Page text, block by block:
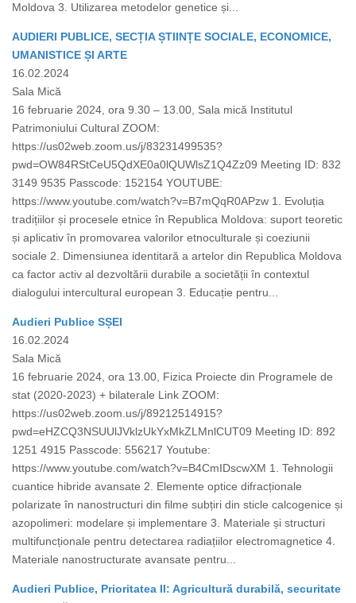
Moldova 3. Utilizarea metodelor genetice și...
AUDIERI PUBLICE, SECȚIA ȘTIINȚE SOCIALE, ECONOMICE,
UMANISTICE ȘI ARTE
16.02.2024
Sala Mică
16 februarie 2024, ora 9.30 – 13.00, Sala mică Institutul
Patrimoniului Cultural ZOOM:
https://us02web.zoom.us/j/83231499535?
pwd=OW84RStCeU5QdXE0a0lQUWlsZ1Q4Zz09 Meeting ID: 832
3149 9535 Passcode: 152154 YOUTUBE:
https://www.youtube.com/watch?v=B7mQqR0APzw 1. Evoluția
tradițiilor și procesele etnice în Republica Moldova: suport teoretic
și aplicativ în promovarea valorilor etnoculturale și coeziunii
sociale 2. Dimensiunea identitară a artelor din Republica Moldova
ca factor activ al dezvoltării durabile a societății în contextul
dialogului intercultural european 3. Educație pentru...
Audieri Publice SȘEI
16.02.2024
Sala Mică
16 februarie 2024, ora 13.00, Fizica Proiecte din Programele de
stat (2020-2023) + bilaterale Link ZOOM:
https://us02web.zoom.us/j/89212514915?
pwd=eHZCQ3NSUUlJVklzUkYxMkZLMnlCUT09 Meeting ID: 892
1251 4915 Passcode: 556217 Youtube:
https://www.youtube.com/watch?v=B4CmIDscwXM 1. Tehnologii
cuantice hibride avansate 2. Elemente optice difracționale
polarizate în nanostructuri din filme subțiri din sticle calcogenice și
azopolimeri: modelare și implementare 3. Materiale și structuri
multifuncționale pentru detectarea radiațiilor electromagnetice 4.
Materiale nanostructurate avansate pentru...
Audieri Publice, Prioritatea II: Agricultură durabilă, securitate